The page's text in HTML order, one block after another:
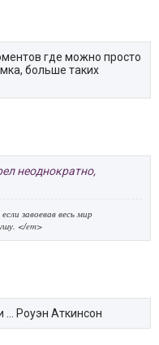
где можно просто
больше таких
неоднократно,
завоевав весь мир
</em>
... Роуэн Аткинсон